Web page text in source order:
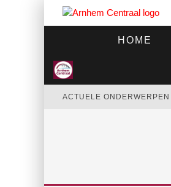
HOME
ACTUELE ONDERWERPEN